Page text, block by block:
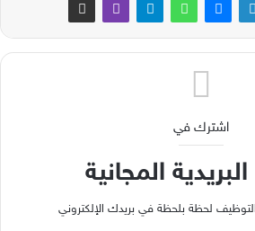
اشترك في
المجانية
التوظيف لحظة بلحظة في بريدك الإلكتروني